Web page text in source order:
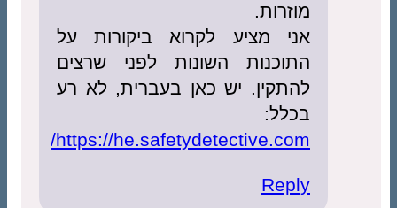
מוזרות.
אני מציע לקרוא ביקורות על
התוכנות השונות לפני שרצים
להתקין. יש כאן בעברית, לא רע
בכלל:
https://he.safetydetective.com/
Reply